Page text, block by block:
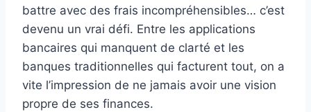
battre avec des frais incompréhensibles… c’est
devenu un vrai défi. Entre les applications
bancaires qui manquent de clarté et les
banques traditionnelles qui facturent tout, on a
vite l’impression de ne jamais avoir une vision
propre de ses finances.